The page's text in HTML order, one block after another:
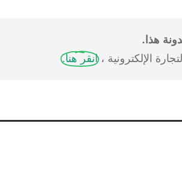
هذا.
الإلكترونية ،انقر هنا.